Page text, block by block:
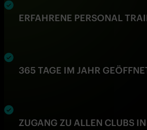
ERFAHRENE PERSONAL
365 TAGE IM JAHR
ZUGANG ZU ALLEN CLUBS